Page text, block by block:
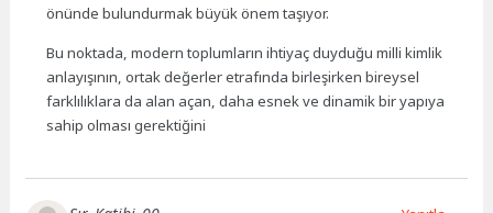
önünde bulundurmak büyük önem taşıyor.
Bu noktada, modern toplumların ihtiyaç duyduğu milli kimlik
anlayışının, ortak değerler etrafında birleşirken bireysel
farklılıklara da alan açan, daha esnek ve dinamik bir yapıya
sahip olması gerektiğini